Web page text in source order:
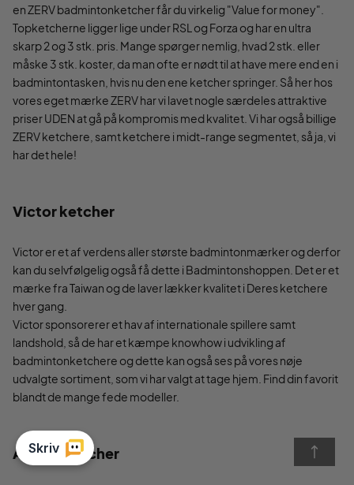
en ZERV badmintonketcher får du virkelig "Value for money".
Topketcherne ligger lige under RSL og Forza og har en ultra
skarp 2 og 3 stk. pris. Mange spørger nemlig, hvad 2 stk. eller
måske 3 stk. koster, da man ofte er nødt til at have mere end en i
badmintontasken, hvis nu den ene ketcher springer. Så her hos
vores eget mærke ZERV har vi lavet nogle særdeles attraktive
priser UDEN at gå på kompromis med kvalitet. Vi har også billige
ZERV ketchere, samt ketchere i midt-range segmentet, så ja, vi
har det hele!
Victor ketcher
Victor er et af verdens aller største badmintonmærker og derfor
kan du selvfølgelig også få dette i Badmintonshoppen. Det er et
mærke fra Taiwan og de laver lækker kvalitet i Deres ketchere
hver gang.
Victor sponsorerer et hav af internationale spillere samt
landshold, så de har et kæmpe knowhow i udvikling af
badmintonketchere og dette kan også ses på vores nøje
udvalgte sortiment, som vi har valgt at tage hjem. Find din favorit
blandt de mange fede modeller.
Adidas ketcher